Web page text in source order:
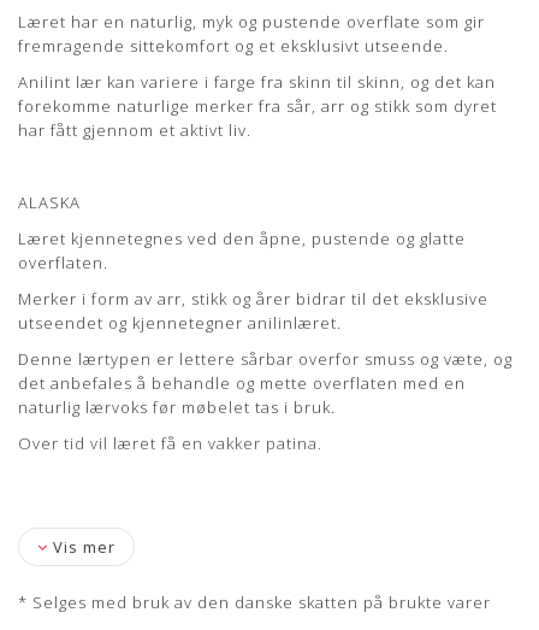
til det eksklusive udseende og kendetegner anilin læderet.
Denne lædertype er modtagelig over for smuds og væsker og
det anbefales, at behandle samt mætte overfladen med en
naturlig lædervoks inden brug af møblet. Med tiden vil
læderet blive smukt patineret.
Lædertykkelse: 0,8-1 mm.
Læret har en naturlig, myk og pustende overflate som gir
fremragende sittekomfort og et eksklusivt utseende.
Anilint lær kan variere i farge fra skinn til skinn, og det kan
forekomme naturlige merker fra sår, arr og stikk som dyret
har fått gjennom et aktivt liv.
ALASKA
Læret kjennetegnes ved den åpne, pustende og glatte
overflaten.
Merker i form av arr, stikk og årer bidrar til det eksklusive
utseendet og kjennetegner anilinlæret.
Denne lærtypen er lettere sårbar overfor smuss og væte, og
det anbefales å behandle og mette overflaten med en
naturlig lærvoks før møbelet tas i bruk.
Over tid vil læret få en vakker patina.
Vis mer
* Selges med bruk av den danske skatten på brukte varer